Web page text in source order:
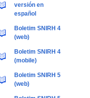
versión en
español
Boletim SNIRH 4
(web)
Boletim SNIRH 4
(mobile)
Boletim SNIRH 5
(web)